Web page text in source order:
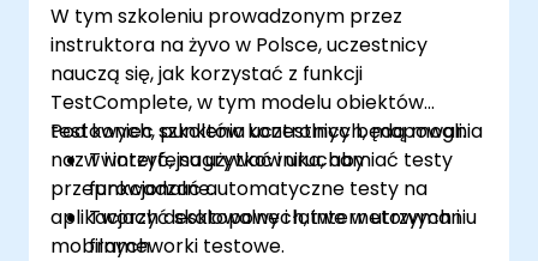
W tym szkoleniu prowadzonym przez
instruktora na żyvo w Polsce, uczestnicy
nauczą się, jak korzystać z funkcji
TestComplete, w tym modelu obiektów
testowych, punktów kontrolnych, mapowania
nazw i interfejsu użytkownika, aby
przeprowadzać automatyczne testy na
aplikacjach desktopowych, internetowych i
mobilnych.
Pod koniec szkolenia uczestnicy będą mogli:
Tworzyć, nagrywać i uruchamiać testy
funkcjonalne.
Tworzyć skalowalne i łatwe w utrzymaniu
frameworki testowe.